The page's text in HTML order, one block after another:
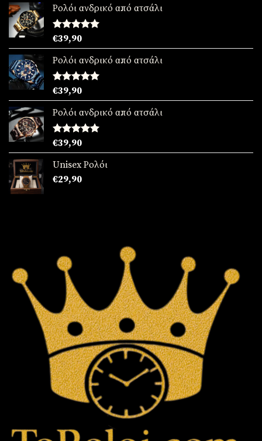
Ρολόι ανδρικό από ατσάλι
Βαθμολογήθηκε
με5.00
από 5
€39,90
Ρολόι ανδρικό από ατσάλι
Βαθμολογήθηκε
με5.00
από 5
€39,90
Ρολόι ανδρικό από ατσάλι
Βαθμολογήθηκε
με5.00
από 5
€39,90
Unisex Ρολόι
€29,90